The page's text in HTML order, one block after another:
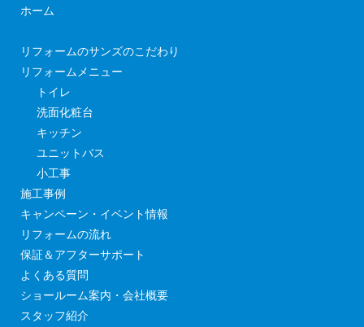
ホーム
リフォームのサンズのこだわり
リフォームメニュー
トイレ
洗面化粧台
キッチン
ユニットバス
小工事
施工事例
キャンペーン・イベント情報
リフォームの流れ
保証＆アフターサポート
よくある質問
ショールーム案内・会社概要
スタッフ紹介